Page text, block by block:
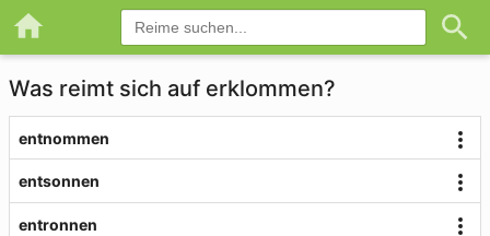
Was reimt sich auf erklommen?
entnommen
entsonnen
entronnen